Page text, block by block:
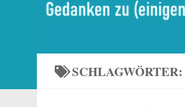
SCHLAGWÖRTER: